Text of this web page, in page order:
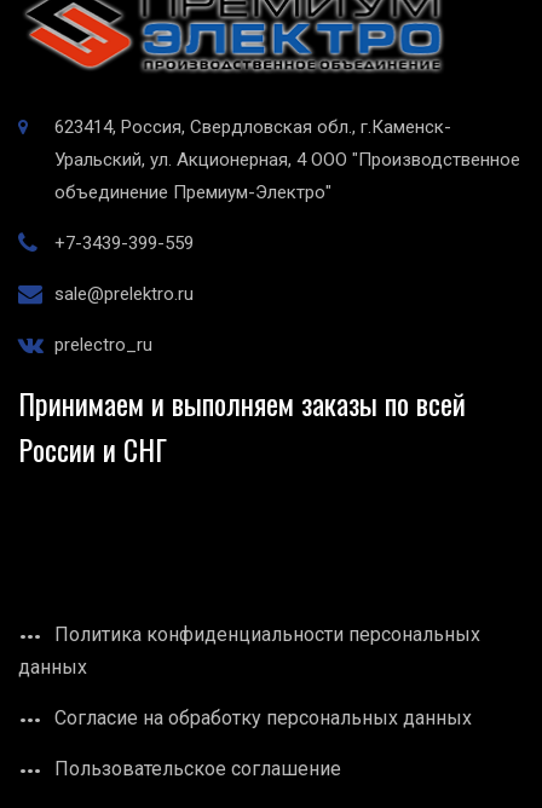
623414, Россия, Свердловская обл., г.Каменск-
Уральский, ул. Акционерная, 4 ООО "Производственное
объединение Премиум-Электро"
+7-3439-399-559
sale@prelektro.ru
prelectro_ru
Принимаем и выполняем заказы по всей
России и СНГ
Политика конфиденциальности персональных
данных
Согласие на обработку персональных данных
Пользовательское соглашение